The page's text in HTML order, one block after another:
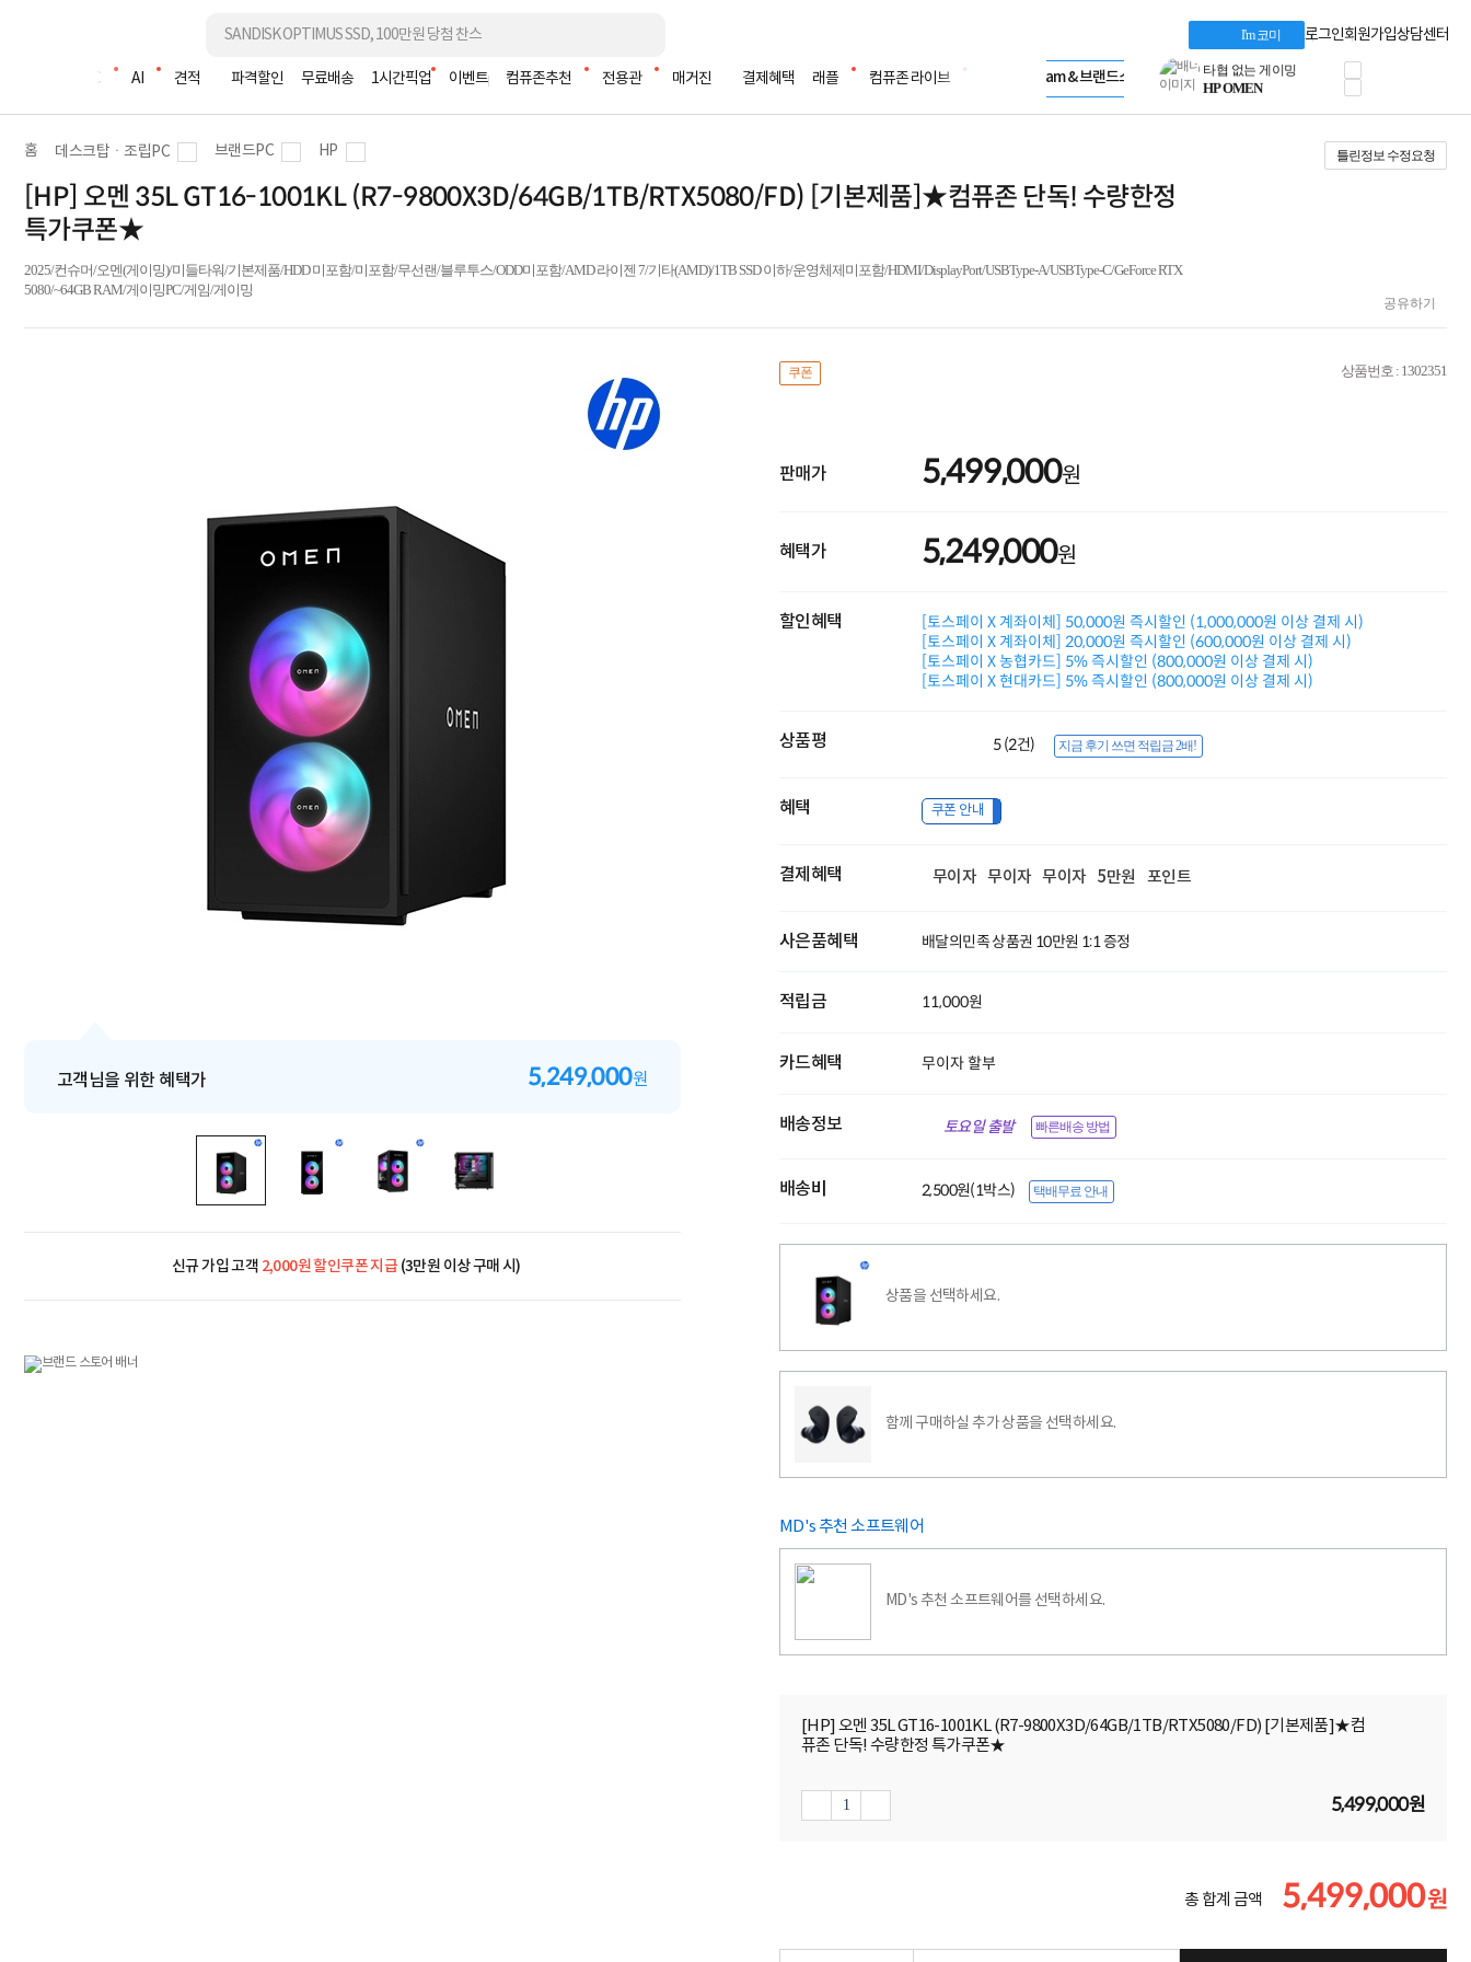
I'm 코미 로그인회원가입상담센터
조립PC AI 견적 파격할인 무료배송 1시간픽업 이벤트 컴퓨존추천 전용관 매거진 결제혜택 래플 컴퓨존 라이브
LG gram & 브랜드스토어
Microsoft 브랜드스토어
AMD 브랜드스토어
Apple 기업전용관
Dell 구매 찬스
프로 에센셜
타협 없는 게이밍
HP OMEN
로지텍
상품권 30만원
삼성모니터 여름맞이
특별 할인 이벤트
한단계 더 진화한
홈 데스크탑ㆍ조립PC 브랜드PC HP 틀린정보 수정요청
[HP] 오멘 35L GT16-1001KL (R7-9800X3D/64GB/1TB/RTX5080/FD) [기본제품]★컴퓨존 단독! 수량한정
특가쿠폰★
2025/컨슈머/오멘(게이밍)/미들타워/기본제품/HDD 미포함/미포함/무선랜/블루투스/ODD미포함/AMD 라이젠 7/기타(AMD)/1TB SSD 이하/운영체제미포함/HDMI/DisplayPort/USBType-A/USBType-C/GeForce RTX
5080/~64GB RAM/게이밍PC/게임/게이밍
공유하기
고객님을 위한 혜택가 5,249,000원
신규 가입 고객 2,000원 할인쿠폰 지급(3만원 이상 구매 시)
쿠폰 상품번호 : 1302351
판매가 5,499,000원
혜택가 5,249,000원
할인혜택
[토스페이 X 계좌이체] 50,000원 즉시할인 (1,000,000원 이상 결제 시)
[토스페이 X 계좌이체] 20,000원 즉시할인 (600,000원 이상 결제 시)
[토스페이 X 농협카드] 5% 즉시할인 (800,000원 이상 결제 시)
[토스페이 X 현대카드] 5% 즉시할인 (800,000원 이상 결제 시)
상품평 5 (2건) 지금 후기 쓰면 적립금 2배!
혜택 쿠폰 안내
결제혜택 무이자 무이자 무이자 5만원 포인트
사은품혜택 배달의민족 상품권 10만원 1:1 증정
적립금 11,000원
카드혜택 무이자 할부
배송정보 토요일 출발 빠른배송 방법
배송비 2,500원(1박스) 택배무료 안내
상품을 선택하세요.
함께 구매하실 추가 상품을 선택하세요.
MD's 추천 소프트웨어
MD's 추천 소프트웨어를 선택하세요.
[HP] 오멘 35L GT16-1001KL (R7-9800X3D/64GB/1TB/RTX5080/FD) [기본제품]★컴
퓨존 단독! 수량한정 특가쿠폰★
5,499,000원
총 합계 금액 5,499,000원